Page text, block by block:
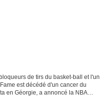
de tirs du basket-ball et l'un
est décédé d'un cancer du
en Géorgie, a annoncé la NBA